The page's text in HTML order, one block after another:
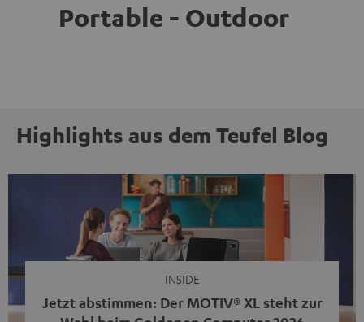
Portable - Outdoor
Highlights aus dem Teufel Blog
INSIDE
Jetzt abstimmen: Der MOTIV® XL steht zur